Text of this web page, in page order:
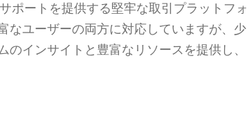
ポートを提供する堅牢な取引プラットフォ
なユーザーの両方に対応していますが、少
インサイトと豊富なリソースを提供し、